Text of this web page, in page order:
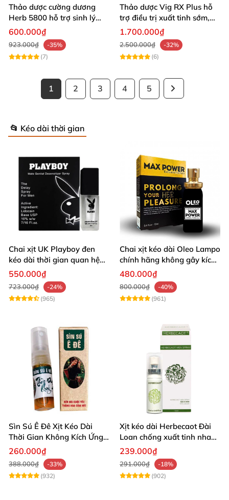
Thảo dược cường dương
Herb 5800 hỗ trợ sinh lý
nam mạnh mẽ kéo dài
600.000₫
923.000₫
-35%
(7)
Thảo dược Vig RX Plus hỗ
trợ điều trị xuất tinh sớm,
tăng cường sinh lý nam
1.700.000₫
2.500.000₫
-32%
(6)
1 2 3 4 5
📂 Kéo dài thời gian
Chai xịt UK Playboy đen
kéo dài thời gian quan hệ
5ml nhỏ gọn
550.000₫
723.000₫
-24%
(965)
Chai xịt kéo dài Oleo Lampo
chính hãng không gây kích
ứng da
480.000₫
800.000₫
-40%
(961)
Sìn Sú Ê Đê Xịt Kéo Dài
Thời Gian Không Kích Ứng
Da
260.000₫
388.000₫
-33%
(932)
Xịt kéo dài Herbecaot Đài
Loan chống xuất tinh nhanh
hiệu quả
239.000₫
291.000₫
-18%
(902)